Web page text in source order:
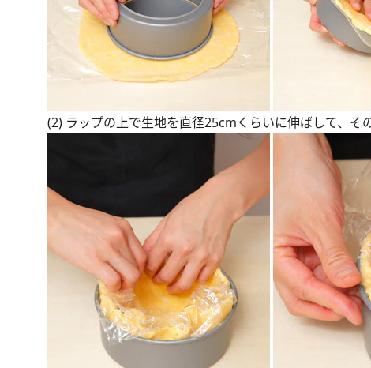
(2) ラップの上で生地を直径25cmくらいに伸ばして、そ